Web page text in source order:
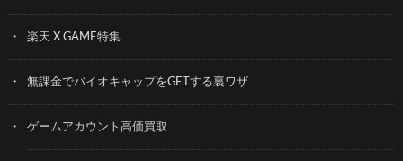
楽天 X GAME特集
無課金でバイオキャップをGETする裏ワザ
ゲームアカウント高価買取